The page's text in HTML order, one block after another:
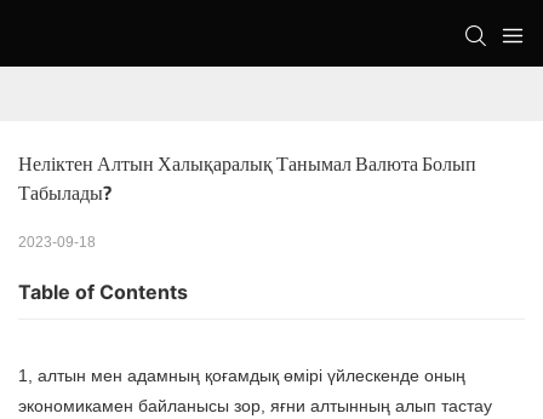
Неліктен Алтын Халықаралық Танымал Валюта Болып
Табылады?
2023-09-18
Table of Contents
1, алтын мен адамның қоғамдық өмірі үйлескенде оның
экономикамен байланысы зор, яғни алтынның алып тастау